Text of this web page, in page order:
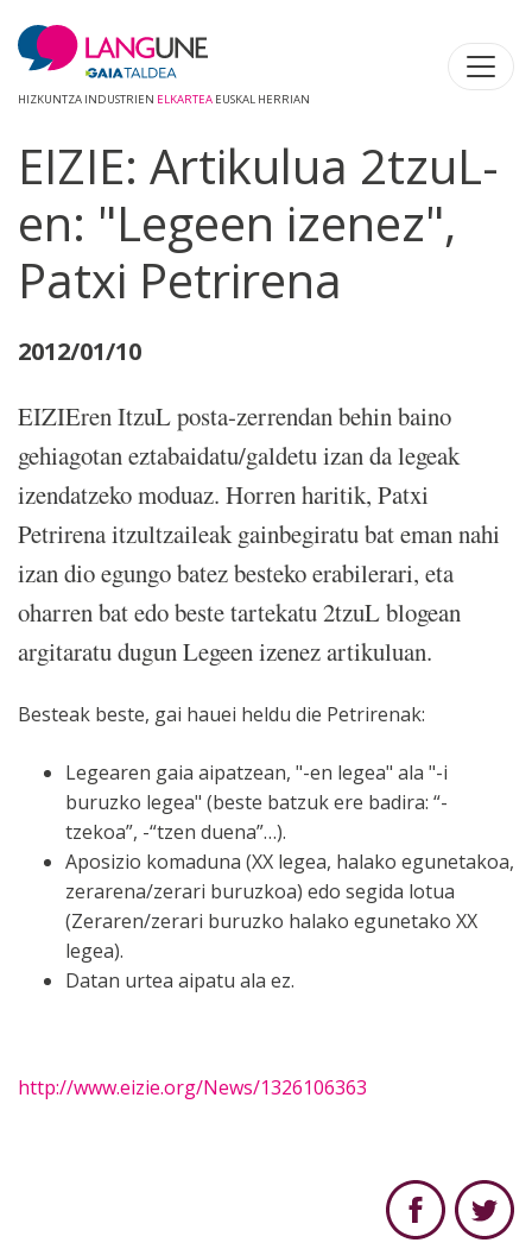
HIZKUNTZA INDUSTRIEN ELKARTEA EUSKAL HERRIAN
EIZIE: Artikulua 2tzuL-
en: "Legeen izenez",
Patxi Petrirena
2012/01/10
EIZIEren ItzuL posta-zerrendan behin baino
gehiagotan eztabaidatu/galdetu izan da legeak
izendatzeko moduaz. Horren haritik, Patxi
Petrirena itzultzaileak gainbegiratu bat eman nahi
izan dio egungo batez besteko erabilerari, eta
oharren bat edo beste tartekatu 2tzuL blogean
argitaratu dugun Legeen izenez artikuluan.
Besteak beste, gai hauei heldu die Petrirenak:
Legearen gaia aipatzean, "-en legea" ala "-i
buruzko legea" (beste batzuk ere badira: “-
tzekoa”, -“tzen duena”…).
Aposizio komaduna (XX legea, halako egunetakoa,
zerarena/zerari buruzkoa) edo segida lotua
(Zeraren/zerari buruzko halako egunetako XX
legea).
Datan urtea aipatu ala ez.
http://www.eizie.org/News/1326106363